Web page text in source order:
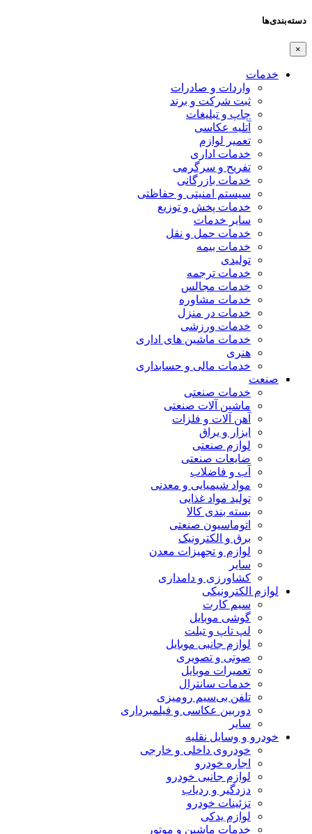
دسته‌بندی‌ها
×
خدمات
واردات و صادرات
ثبت شرکت و برند
چاپ و تبلیغات
آتلیه عکاسی
تعمیر لوازم
خدمات اداری
تفریح و سرگرمی
خدمات بازرگانی
سیستم امنیتی و حفاظتی
خدمات پخش و توزیع
سایر خدمات
خدمات حمل و نقل
خدمات بیمه
تولیدی
خدمات ترجمه
خدمات مجالس
خدمات مشاوره
خدمات در منزل
خدمات ورزشی
خدمات ماشین های اداری
هنری
خدمات مالی و حسابداری
صنعت
خدمات صنعتی
ماشین آلات صنعتی
آهن آلات و فلزات
ابزار و یراق
لوازم صنعتی
ضایعات صنعتی
آب و فاضلاب
مواد شیمیایی و معدنی
تولید مواد غذایی
بسته بندی کالا
اتوماسیون صنعتی
برق و الکترونیک
لوازم و تجهیزات معدن
سایر
کشاورزی و دامداری
لوازم الکترونیکی
سیم کارت
گوشی موبایل
لپ تاپ و تبلت
لوازم جانبی موبایل
صوتی و تصویری
تعمیرات موبایل
خدمات سانترال
تلفن بی‌سیم رومیزی
دوربین عکاسی و فیلمبرداری
سایر
خودرو و وسایل نقلیه
خودروی داخلی و خارجی
اجاره خودرو
لوازم جانبی خودرو
دزدگیر و ردیاب
تزئینات خودرو
لوازم یدکی
خدمات ماشین و موتور